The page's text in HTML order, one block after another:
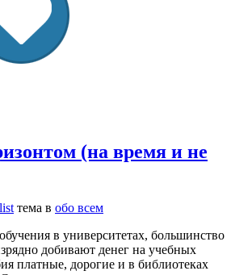
(на время и не
тема в обо всем
в университетах, большинство
добивают денег на учебных
платные, дорогие и в библиотеках